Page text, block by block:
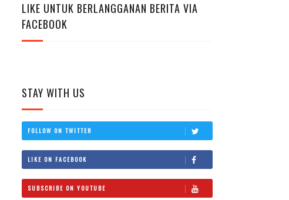
LIKE UNTUK BERLANGGANAN BERITA VIA
FACEBOOK
STAY WITH US
FOLLOW ON TWITTER
LIKE ON FACEBOOK
SUBSCRIBE ON YOUTUBE